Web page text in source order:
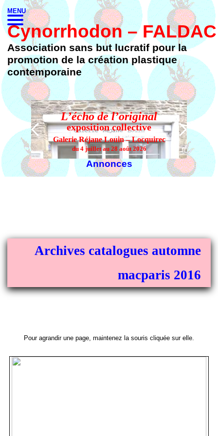
Cynorrhodon – FALDAC
Association sans but lucratif pour la
promotion de la création plastique
contemporaine
L’écho de l’original
exposition collective
Galerie Réjane Louin – Locquirec
du 4 juillet au 28 août 2026
Annonces
MENU